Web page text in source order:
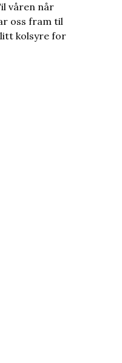
våren når
oss fram til
kolsyre for